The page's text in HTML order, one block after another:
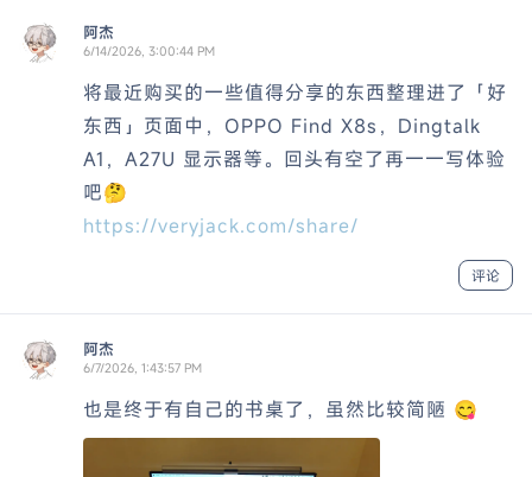
阿杰
6/14/2026, 3:00:44 PM
将最近购买的一些值得分享的东西整理进了「好
东西」页面中，OPPO Find X8s，Dingtalk
A1，A27U 显示器等。回头有空了再一一写体验
吧🤔
https://veryjack.com/share/
评论
阿杰
6/7/2026, 1:43:57 PM
也是终于有自己的书桌了，虽然比较简陋 😋